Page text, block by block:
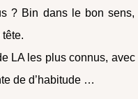
? Bin dans le bon sens,
LA les plus connus, avec
de d’habitude …